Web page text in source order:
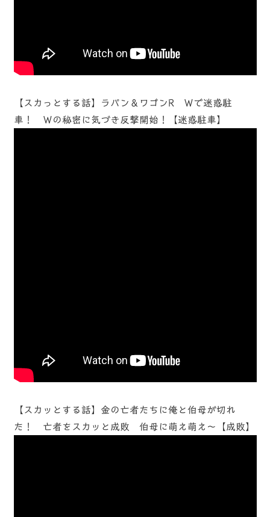
【スカっとする話】ラパン＆ワゴンR Ｗで迷惑駐
車！ Ｗの秘密に気づき反撃開始！【迷惑駐車】
【スカッとする話】金の亡者たちに俺と伯母が切れ
た！ 亡者をスカッと成敗 伯母に萌え萌え～【成敗】